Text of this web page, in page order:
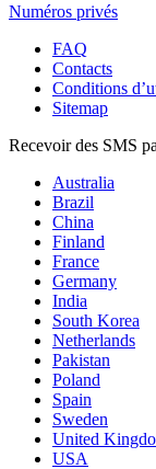
Numéros privés
FAQ
Contacts
Conditions
Sitemap
Recevoir des SMS
Australia
Brazil
China
Finland
France
Germany
India
South Korea
Netherlands
Pakistan
Poland
Spain
Sweden
United
USA